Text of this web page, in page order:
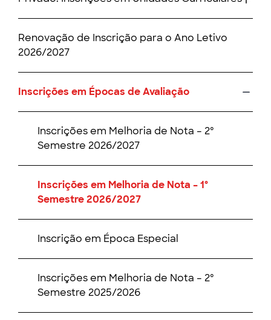
Renovação de Inscrição para o Ano Letivo
2026/2027
Inscrições em Épocas de Avaliação
Inscrições em Melhoria de Nota – 2º
Semestre 2026/2027
Inscrições em Melhoria de Nota – 1º
Semestre 2026/2027
Inscrição em Época Especial
Inscrições em Melhoria de Nota – 2º
Semestre 2025/2026